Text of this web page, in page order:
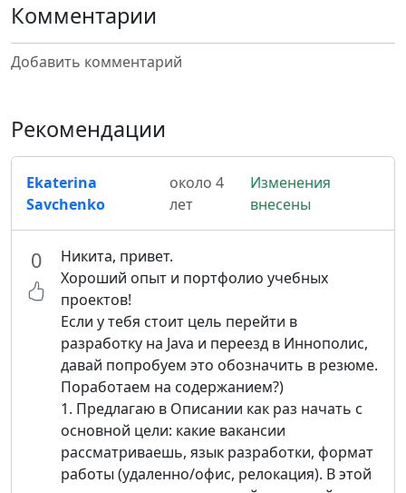
Комментарии
Добавить комментарий
Рекомендации
Ekaterina
Savchenko
около 4
лет
Изменения
внесены
0
Никита, привет.
Хороший опыт и портфолио учебных
проектов!
Если у тебя стоит цель перейти в
разработку на Java и переезд в Иннополис,
давай попробуем это обозначить в резюме.
Поработаем на содержанием?)
1. Предлагаю в Описании как раз начать с
основной цели: какие вакансии
рассматриваешь, язык разработки, формат
работы (удаленно/офис, релокация). В этой